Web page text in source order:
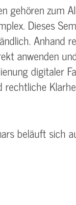
gehören zum
Dieses
Anhand
anwenden
digitaler
beläuft